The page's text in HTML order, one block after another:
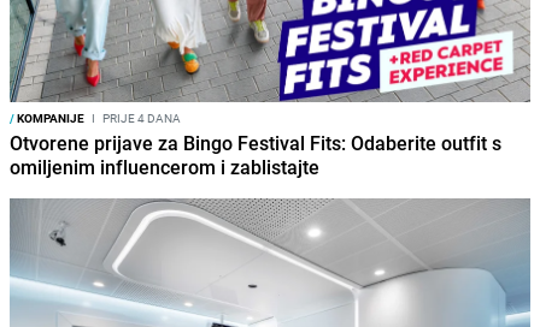
/KOMPANIJE I PRIJE 4 DANA
Otvorene prijave za Bingo Festival Fits: Odaberite outfit s
omiljenim influencerom i zablistajte